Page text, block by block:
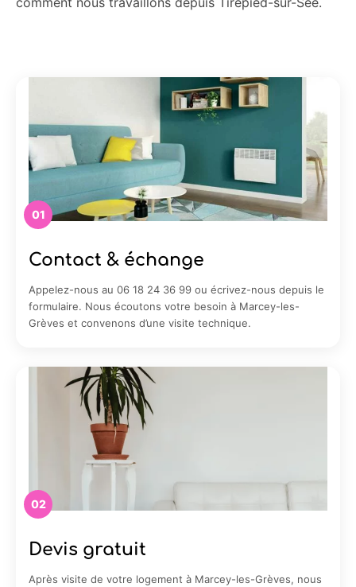
01
Contact & échange
Appelez-nous au 06 18 24 36 99 ou écrivez-nous depuis le
formulaire. Nous écoutons votre besoin à Marcey-les-
Grèves et convenons d’une visite technique.
02
Devis gratuit
Après visite de votre logement à Marcey-les-Grèves, nous